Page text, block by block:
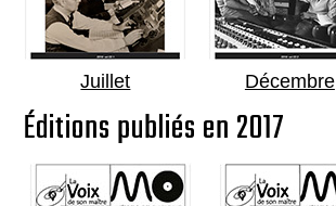
Juillet Décembre
Éditions publiés en 2017